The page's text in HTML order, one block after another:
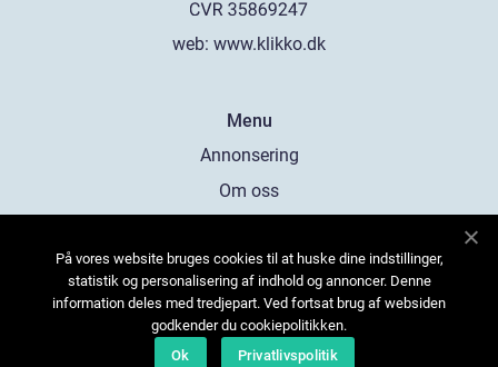
web: www.klikko.dk
Menu
Annonsering
Om oss
Kontakta oss
Sitemap
På vores website bruges cookies til at huske dine indstillinger,
statistik og personalisering af indhold og annoncer. Denne
information deles med tredjepart. Ved fortsat brug af websiden
godkender du cookiepolitikken.
Ok
Privatlivspolitik